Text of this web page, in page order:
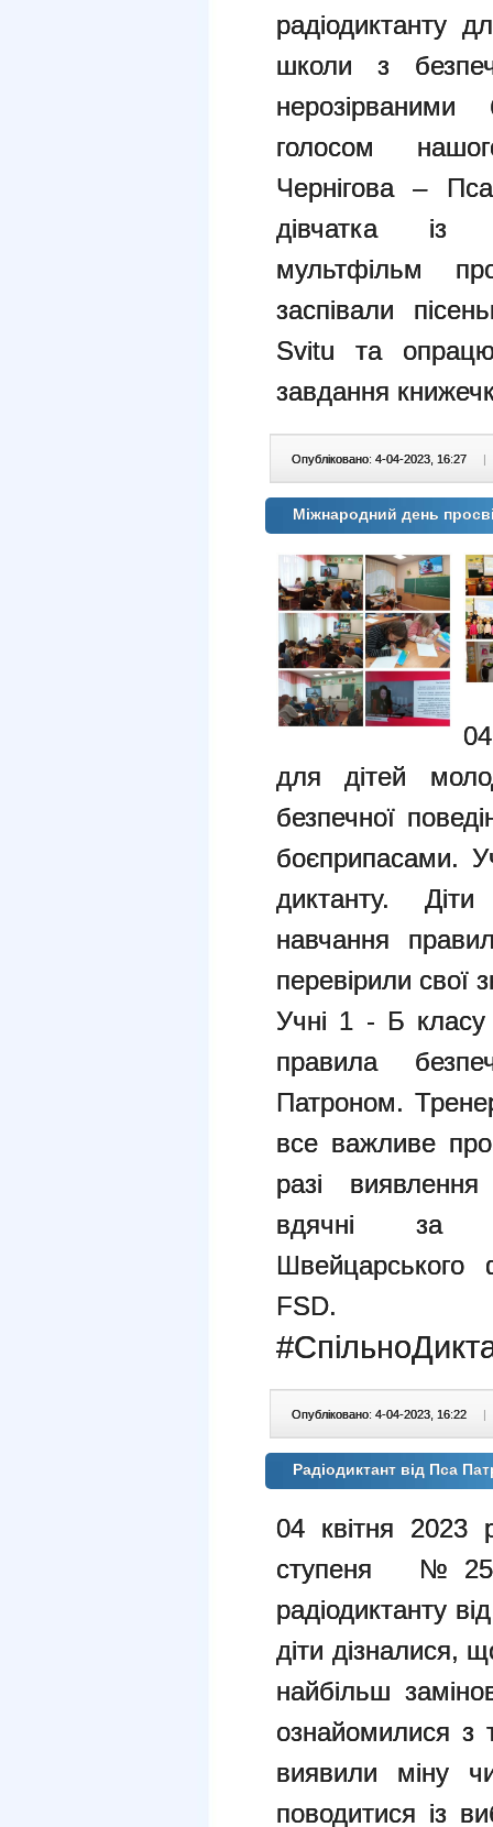
радіодиктанту
школи з
голосом
Чернігова –
дівчатка із
мультфільм
заспівали
Svitu та
завдання
Опубліковано: 4-04-2023, 16:27 |
Міжнародний день
для дітей
безпечної
боєприпасами.
диктанту.
навчання
перевірили свої
Учні 1 - Б
правила
Патроном.
все важливе
разі
вдячні за
Швейцарського
FSD.
Опубліковано: 4-04-2023, 16:22 |
Радіодиктант від Пса
04 квітня 2023
ступеня №25
радіодиктанту
діти дізналися,
найбільш
ознайомилися з
виявили міну
поводитися із